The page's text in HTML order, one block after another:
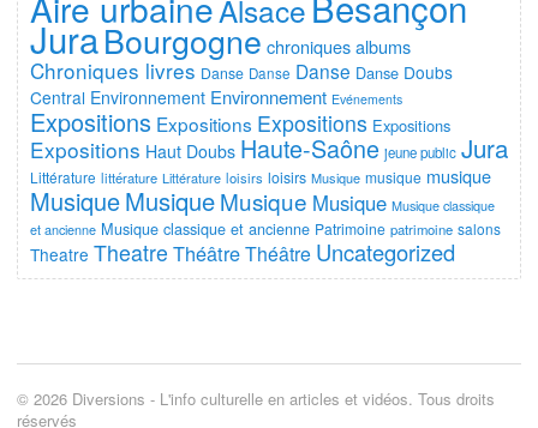
Alsace
JuraBourgogne chroniques albums
Chroniques livres Danse Danse Danse Danse Doubs
Central Environnement Environnement Evénements
Expositions Expositions Expositions Expositions
Expositions Haut Doubs Haute-Saône jeune public Jura
Littérature littérature Littérature loisirs loisirs Musique musique musique
MusiqueMusiqueMusique Musique Musique classique
et ancienne Musique classique et ancienne Patrimoine patrimoine salons
Theatre Theatre ThéâtreThéâtre Uncategorized
© 2026 Diversions - L'info culturelle en articles et vidéos. Tous droits
réservés